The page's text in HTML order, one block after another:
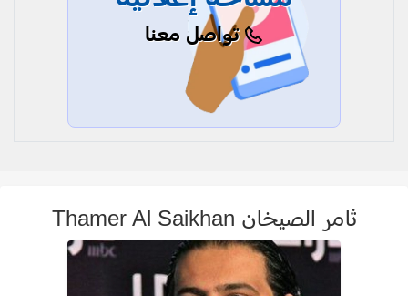
تواصل معنا
ثامر الصيخان Thamer Al Saikhan